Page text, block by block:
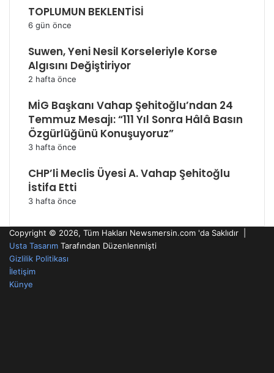
TOPLUMUN BEKLENTİSİ
6 gün önce
Suwen, Yeni Nesil Korseleriyle Korse
Algısını Değiştiriyor
2 hafta önce
MİG Başkanı Vahap Şehitoğlu’ndan 24
Temmuz Mesajı: “111 Yıl Sonra Hâlâ Basın
Özgürlüğünü Konuşuyoruz”
3 hafta önce
CHP’li Meclis Üyesi A. Vahap Şehitoğlu
İstifa Etti
3 hafta önce
Copyright © 2026, Tüm Hakları Newsmersin.com 'da Saklıdır |
Usta Tasarım Tarafından Düzenlenmişti
Gizlilik Politikası
İletişim
Künye